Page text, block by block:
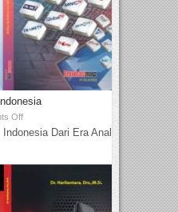
Off
Dari Era Analog